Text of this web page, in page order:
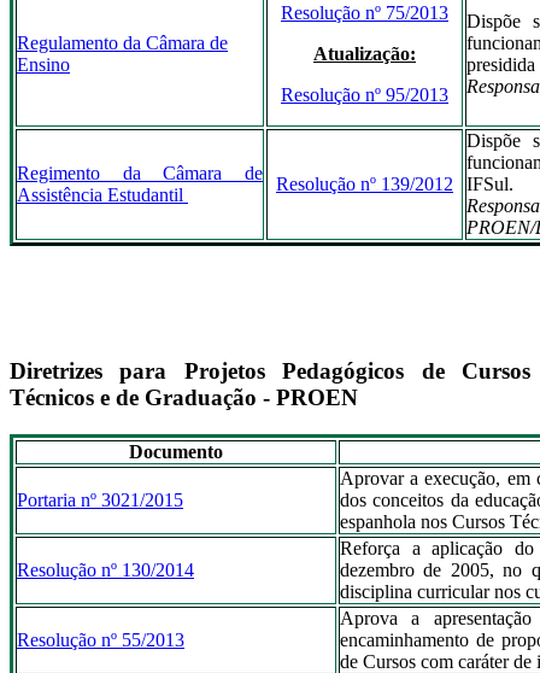
Regulamento da Câmara de
Ensino
Resolução nº 75/2013
Atualização:
Resolução nº 95/2013
Dispõe
Regimento da Câmara de
Assistência Estudantil
Resolução nº 139/2012
Dispõe
IFSul.
Diretrizes para Projetos Pedagógicos de Cursos
Técnicos e de Graduação - PROEN
Documento
Portaria nº 3021/2015
Aprovar a execução, em
dos conceitos da
espanhola nos Cursos
Resolução nº 130/2014
Reforça a aplicação
dezembro de 2005, no
disciplina curricular nos
Resolução nº 55/2013
Aprova a
encaminhamento de
de Cursos com caráter de